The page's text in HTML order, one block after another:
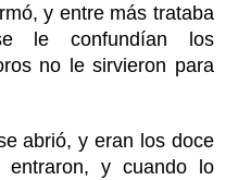
y entre más trataba
le confundían los
no le sirvieron para
abrió, y eran los doce
entraron, y cuando lo